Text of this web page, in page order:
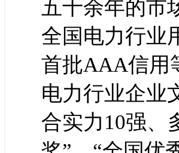
五十余年的市
全国电力行业
首批AAA信用
电力行业企业
合实力10强、